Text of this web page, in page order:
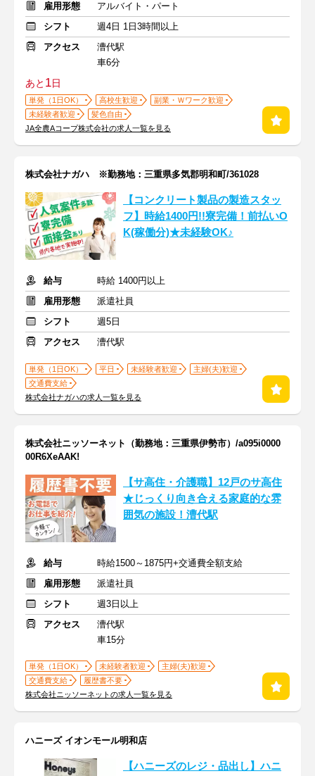
雇用形態
アルバイト・パート
シフト
週4日 1日3時間以上
アクセス
漕代駅
車6分
あと 1日
単発（1日OK） 高校生歓迎
副業・Ｗワーク歓迎
未経験者歓迎
髪色自由
JA全農Aコープ株式会社の求人一覧を見る
株式会社ナガハ ※勤務地：三重県多気郡明和町/361028
【コンクリート製品の製造スタッ
フ】時給1400円!!寮完備！前払いO
K(稼働分)★未経験OK♪
給与
時給 1400円以上
雇用形態
派遣社員
シフト
週5日
アクセス
漕代駅
単発（1日OK） 平日 未経験者歓迎
主婦(夫)歓迎
交通費支給
株式会社ナガハの求人一覧を見る
株式会社ニッソーネット（勤務地：三重県伊勢市）/a095i0000
00R6XeAAK!
【サ高住・介護職】12戸のサ高住
★じっくり向き合える家庭的な雰
囲気の施設！漕代駅
給与
時給1500～1875円+交通費全額支給
雇用形態
派遣社員
シフト
週3日以上
アクセス
漕代駅
車15分
単発（1日OK） 未経験者歓迎
主婦(夫)歓迎
交通費支給
履歴書不要
株式会社ニッソーネットの求人一覧を見る
ハニーズ イオンモール明和店
【ハニーズのレジ・品出し】ハニ